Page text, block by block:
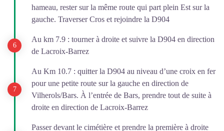
hameau, rester sur la même route qui part plein Est sur la
gauche. Traverser Cros et rejoindre la D904
Au km 7.9 : tourner à droite et suivre la D904 en direction
de Lacroix-Barrez
Au Km 10.7 : quitter la D904 au niveau d’une croix en fer
pour une petite route sur la gauche en direction de
Vilherols/Bars. À l’entrée de Bars, prendre tout de suite à
droite en direction de Lacroix-Barrez
Passer devant le cimétière et prendre la première à droite